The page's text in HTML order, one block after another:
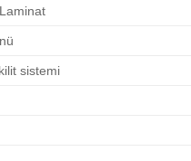
sistemi